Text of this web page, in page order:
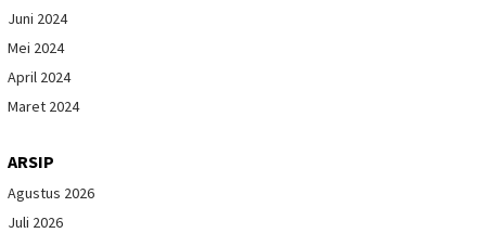
Juni 2024
Mei 2024
April 2024
Maret 2024
ARSIP
Agustus 2026
Juli 2026